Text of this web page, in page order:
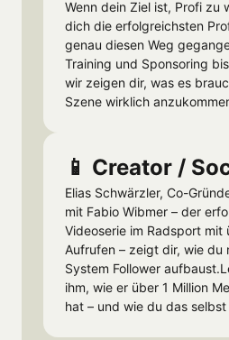
Wenn dein Ziel ist, Profi zu
dich die erfolgreichsten
genau diesen Weg
Training und Sponsoring
wir zeigen dir, was es
Szene wirklich
📱 Creator /
Elias Schwärzler, Co-
mit Fabio Wibmer – der
Videoserie im Radsport mit
Aufrufen – zeigt dir, wie du
System Follower
ihm, wie er über 1 Million
hat – und wie du das